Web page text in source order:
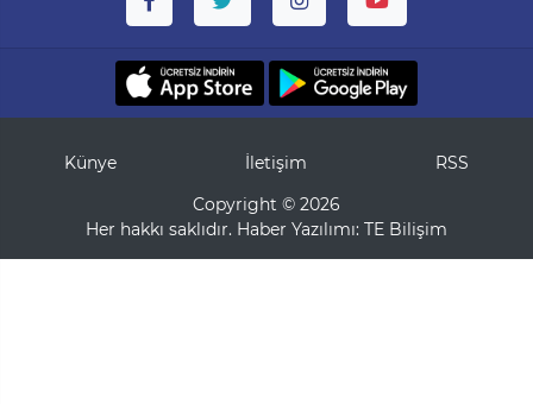
Künye İletişim
RSS
Copyright © 2026
Her hakkı saklıdır. Haber Yazılımı: TE Bilişim